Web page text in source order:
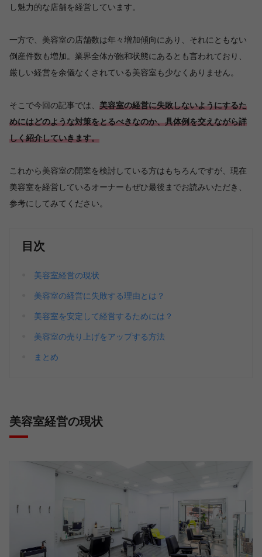
し魅力的な店舗を経営しています。
一方で、美容室の店舗数は年々増加傾向にあり、それにともない
倒産件数も増加。業界全体が飽和状態にあるとも言われており、
厳しい経営を余儀なくされている美容室も少なくありません。
そこで今回の記事では、 美容室の経営に失敗しないようにするた
めにはどのような対策をとるべきなのか、具体例を交えながら詳
しく紹介していきます。
これから美容室の開業を検討している方はもちろんですが、現在
美容室を経営しているオーナーもぜひ最後までお読みいただき、
参考にしてみてください。
目次
美容室経営の現状
美容室の経営に失敗する理由とは？
美容室を安定して経営するためには？
美容室の売り上げをアップする方法
まとめ
美容室経営の現状